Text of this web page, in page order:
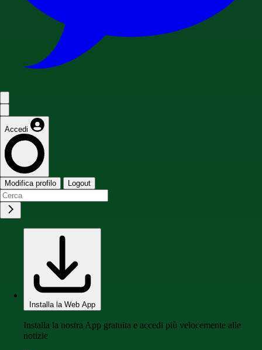
Accedi
Modifica profilo Logout
Installa la Web App
Installa la nostra App gratuita e accedi più velocemente alle
notizie